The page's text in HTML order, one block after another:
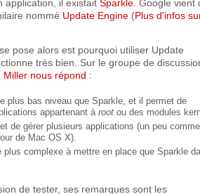
application, il existait Sparkle . Google vient
nommé Update Engine (Plus d'infos
pose alors est pourquoi utiliser Update
très bien. Sur le groupe de
Miller nous répond :
plus bas niveau que Sparkle, et il permet de
appartenant à root ou des modules
de gérer plusieurs applications (un peu
de Mac OS X).
plus complexe à mettre en place que Sparkle
de tester, ses remarques sont les